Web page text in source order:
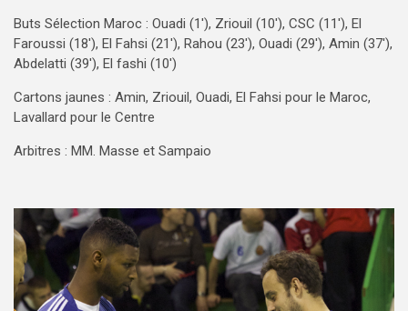
Buts Sélection Maroc : Ouadi (1′), Zriouil (10′), CSC (11′), El
Faroussi (18′), El Fahsi (21′), Rahou (23′), Ouadi (29′), Amin (37′),
Abdelatti (39′), El fashi (10′)
Cartons jaunes : Amin, Zriouil, Ouadi, El Fahsi pour le Maroc,
Lavallard pour le Centre
Arbitres : MM. Masse et Sampaio